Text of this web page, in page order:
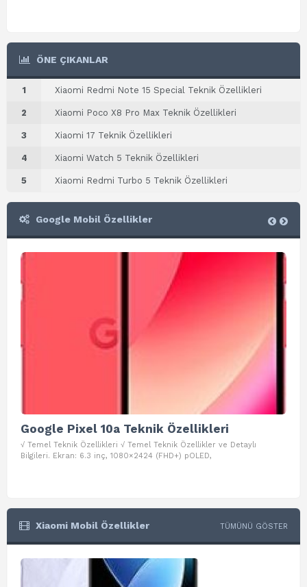
ÖNE ÇIKANLAR
1 Xiaomi Redmi Note 15 Special Teknik Özellikleri
2 Xiaomi Poco X8 Pro Max Teknik Özellikleri
3 Xiaomi 17 Teknik Özellikleri
4 Xiaomi Watch 5 Teknik Özellikleri
5 Xiaomi Redmi Turbo 5 Teknik Özellikleri
Google Mobil Özellikler
Google Pixel 10a Teknik Özellikleri
√ Temel Teknik Özellikleri √ Temel Teknik Özellikler ve Detaylı
Bilgileri. Ekran: 6.3 inç, 1080×2424 (FHD+) pOLED,
Xiaomi Mobil Özellikler TÜMÜNÜ GÖSTER